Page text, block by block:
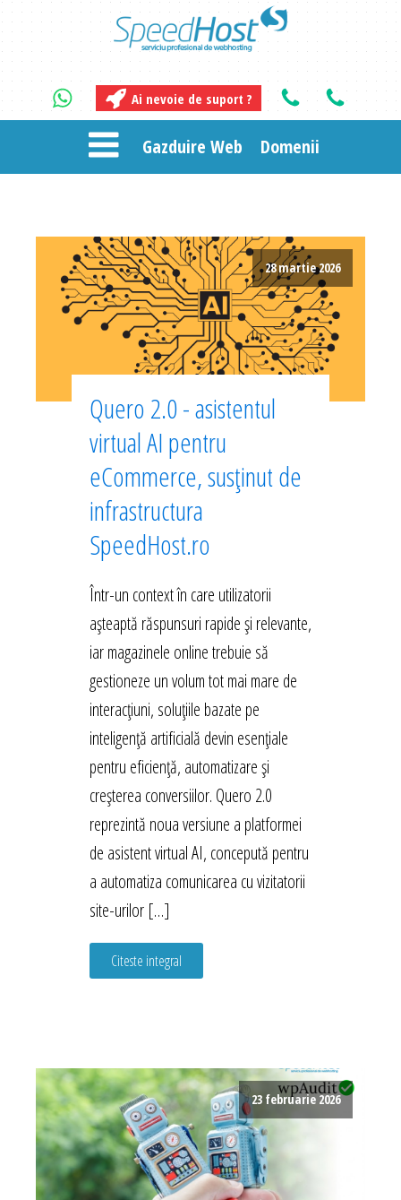
Ai nevoie de suport ?
Gazduire Web Domenii
28 martie 2026
Quero 2.0 - asistentul
virtual AI pentru
eCommerce, susținut de
infrastructura
SpeedHost.ro
Într-un context în care utilizatorii
așteaptă răspunsuri rapide și relevante,
iar magazinele online trebuie să
gestioneze un volum tot mai mare de
interacțiuni, soluțiile bazate pe
inteligență artificială devin esențiale
pentru eficiență, automatizare și
creșterea conversiilor. Quero 2.0
reprezintă noua versiune a platformei
de asistent virtual AI, concepută pentru
a automatiza comunicarea cu vizitatorii
site-urilor […]
Citeste integral
23 februarie 2026